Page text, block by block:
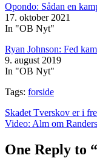
Opondo: Sådan en
17. oktober 2021
In "OB Nyt"
Ryan Johnson: Fed
9. august 2019
In "OB Nyt"
Tags: forside
Skadet Tverskov er i
Video: Alm om
One Reply to